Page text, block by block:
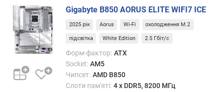
D
R
4
(
с
л
о
т
Gigabyte B850 AORUS ELITE WIFI7 ICE
2025 рік Aorus Wi-Fi охолодження M.2
підсвітка White Edition 2.5 Гбіт/с
Форм-фактор: ATX
Socket: AM5
Чипсет: AMD B850
Слоти пам'яті: 4 х DDR5, 8200 МГц